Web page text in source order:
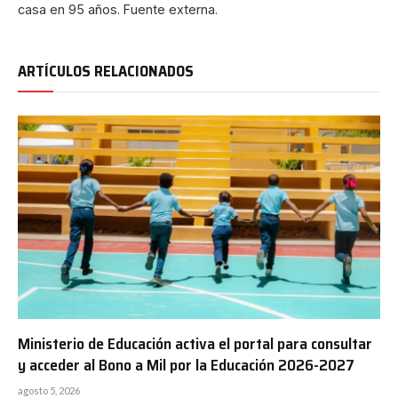
casa en 95 años. Fuente externa.
ARTÍCULOS RELACIONADOS
Ministerio de Educación activa el portal para consultar
y acceder al Bono a Mil por la Educación 2026-2027
agosto 5, 2026